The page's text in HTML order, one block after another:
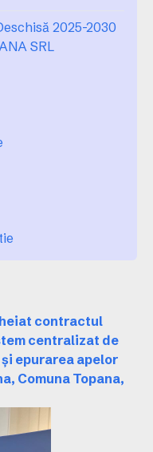
2025-2030
SRL
contractul
centralizat de
epurarea apelor
Comuna Topana,